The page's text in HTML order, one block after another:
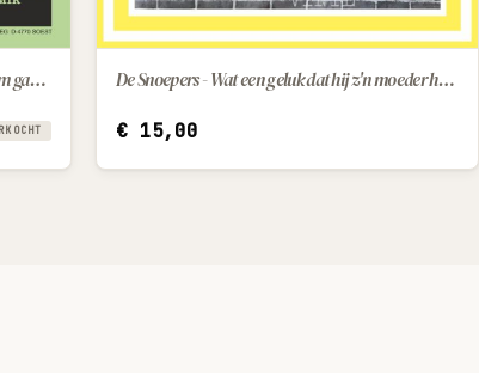
Heinz Bleidner - Bye bye bis morgen / Komm ganz nah zu mir IN WINKELWAGEN De Snoepers - Wat een geluk dat hij z'n moeder had / Kleine Pepito (little Pepito)
€15,00